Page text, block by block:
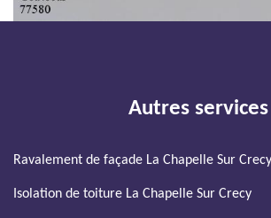
Autres services
Ravalement de façade La Chapelle Sur Crecy
Isolation de toiture La Chapelle Sur Crecy